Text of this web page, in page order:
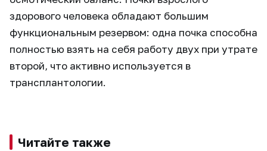
здорового человека обладают большим
функциональным резервом: одна почка способна
полностью взять на себя работу двух при утрате
второй, что активно используется в
трансплантологии.
Читайте также